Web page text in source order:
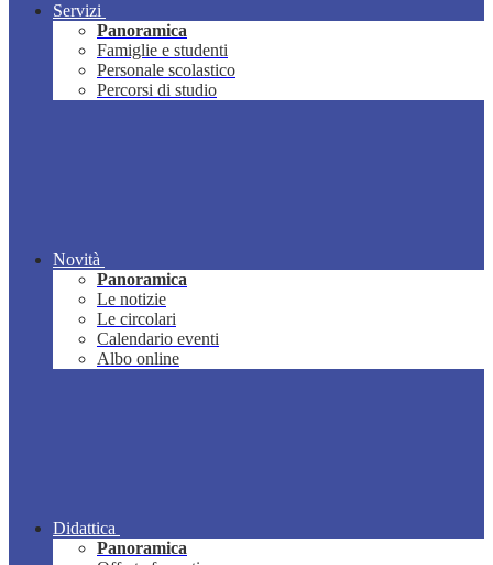
Servizi
Panoramica
Famiglie e studenti
Personale scolastico
Percorsi di studio
Novità
Panoramica
Le notizie
Le circolari
Calendario eventi
Albo online
Didattica
Panoramica